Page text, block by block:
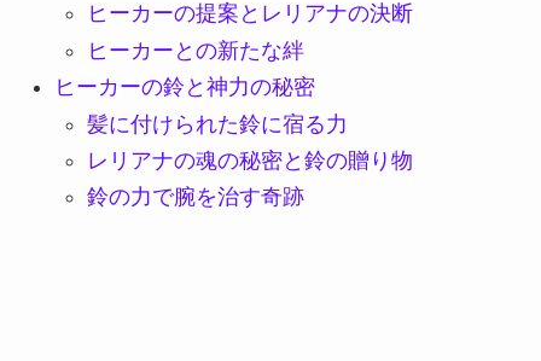
ヒーカーの提案とレリアナの決断
ヒーカーとの新たな絆
ヒーカーの鈴と神力の秘密
髪に付けられた鈴に宿る力
レリアナの魂の秘密と鈴の贈り物
鈴の力で腕を治す奇跡